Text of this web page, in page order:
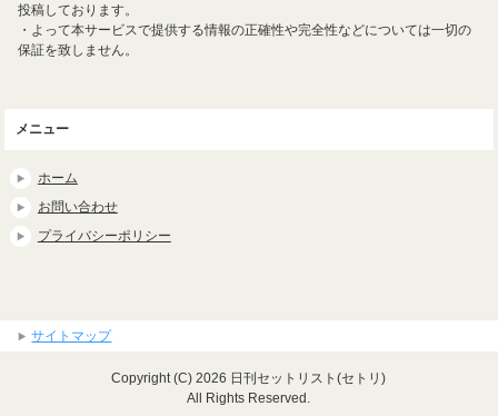
投稿しております。
・よって本サービスで提供する情報の正確性や完全性などについては一切の
保証を致しません。
メニュー
ホーム
お問い合わせ
プライバシーポリシー
サイトマップ
Copyright (C) 2026 日刊セットリスト(セトリ)
All Rights Reserved.